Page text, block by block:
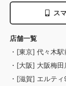
ス
店舗一覧
・[東京] 代々木駅
・[大阪] 大阪梅田
・[滋賀] エルテ